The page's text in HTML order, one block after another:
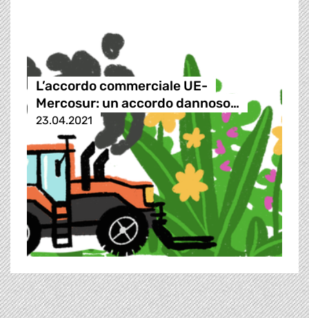
L’accordo commerciale UE-
Mercosur: un accordo dannoso…
23.04.2021